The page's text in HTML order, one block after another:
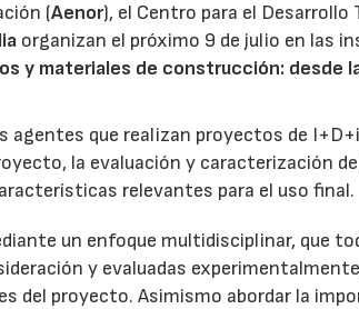
(Aenor), el Centro para el Desarrollo
organizan el próximo 9 de julio en las
y materiales de construcción: desde
que realizan proyectos de
la evaluación y caracterización
relevantes para el uso final.
un enfoque multidisciplinar, que
y evaluadas
del proyecto. Asimismo abordar la